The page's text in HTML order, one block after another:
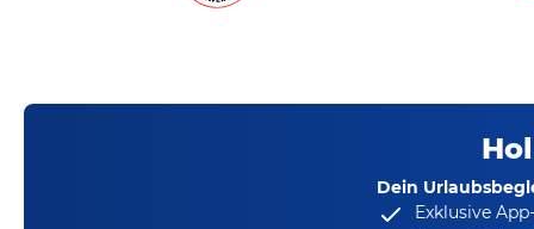
Dein
Exklusive